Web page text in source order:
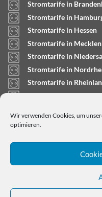
Wir verwenden Cookies, um
optimieren.
Stromtarife in
Stromtarife in
Stromtarife in Hessen
Stromtarife in
Stromtarife in
Stromtarife in
Stromtarife in
Stromtarife in Saarland
Stromtarife in